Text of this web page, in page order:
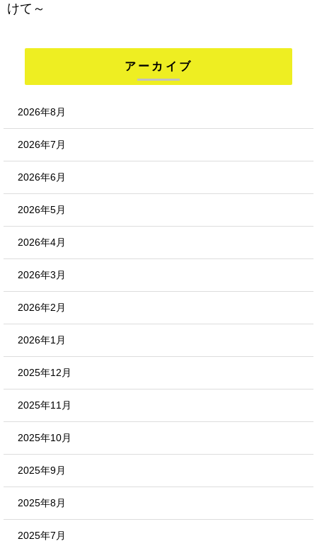
けて～
アーカイブ
2026年8月
2026年7月
2026年6月
2026年5月
2026年4月
2026年3月
2026年2月
2026年1月
2025年12月
2025年11月
2025年10月
2025年9月
2025年8月
2025年7月